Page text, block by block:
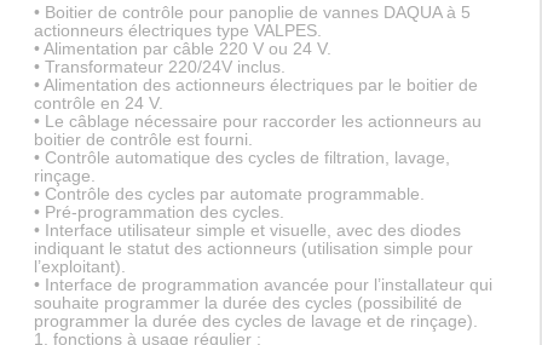
• Boitier de contrôle pour panoplie de vannes DAQUA à 5
actionneurs électriques type VALPES.
• Alimentation par câble 220 V ou 24 V.
• Transformateur 220/24V inclus.
• Alimentation des actionneurs électriques par le boitier de
contrôle en 24 V.
• Le câblage nécessaire pour raccorder les actionneurs au
boitier de contrôle est fourni.
• Contrôle automatique des cycles de filtration, lavage,
rinçage.
• Contrôle des cycles par automate programmable.
• Pré-programmation des cycles.
• Interface utilisateur simple et visuelle, avec des diodes
indiquant le statut des actionneurs (utilisation simple pour
l’exploitant).
• Interface de programmation avancée pour l’installateur qui
souhaite programmer la durée des cycles (possibilité de
programmer la durée des cycles de lavage et de rinçage).
1. fonctions à usage régulier :